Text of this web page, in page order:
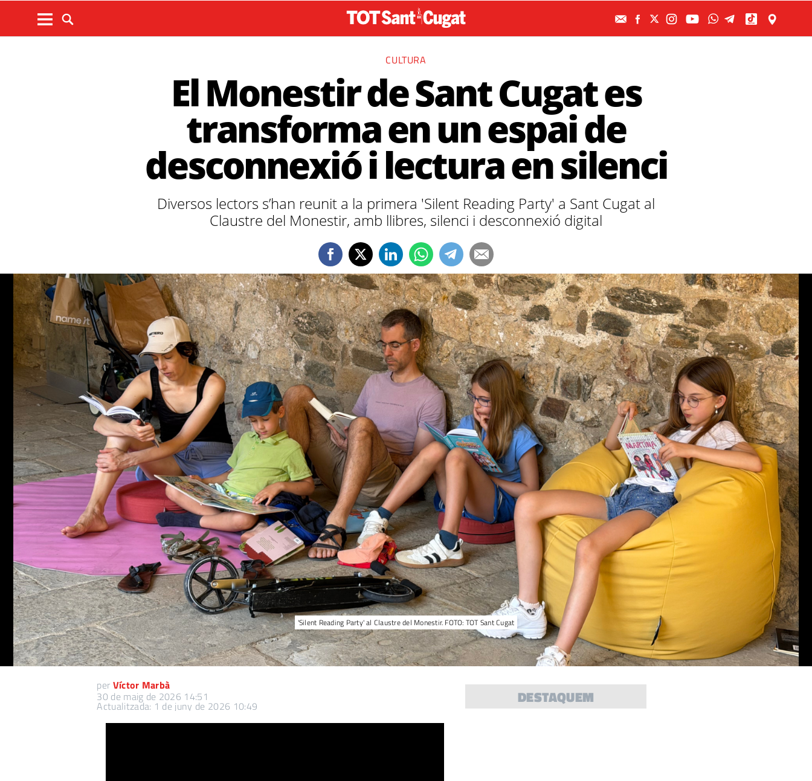
CULTURA
El Monestir de Sant Cugat es
transforma en un espai de
desconnexió i lectura en silenci
Diversos lectors s’han reunit a la primera 'Silent Reading Party' a Sant Cugat al
Claustre del Monestir, amb llibres, silenci i desconnexió digital
'Silent Reading Party' al Claustre del Monestir. FOTO: TOT Sant Cugat
per Víctor Marbà
30 de maig de 2026 14:51
Actualitzada: 1 de juny de 2026 10:49 DESTAQUEM